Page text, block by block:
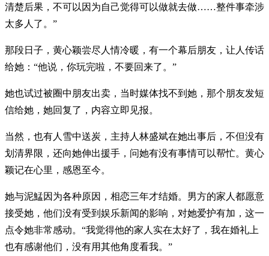
清楚后果，不可以因为自己觉得可以做就去做……整件事牵涉
太多人了。”
那段日子，黄心颖尝尽人情冷暖，有一个幕后朋友，让人传话
给她：“他说，你玩完啦，不要回来了。”
她也试过被圈中朋友出卖，当时媒体找不到她，那个朋友发短
信给她，她回复了，内容立即见报。
当然，也有人雪中送炭，主持人林盛斌在她出事后，不但没有
划清界限，还向她伸出援手，问她有没有事情可以帮忙。黄心
颖记在心里，感恩至今。
她与泥鯭因为各种原因，相恋三年才结婚。男方的家人都愿意
接受她，他们没有受到娱乐新闻的影响，对她爱护有加，这一
点令她非常感动。“我觉得他的家人实在太好了，我在婚礼上
也有感谢他们，没有用其他角度看我。”